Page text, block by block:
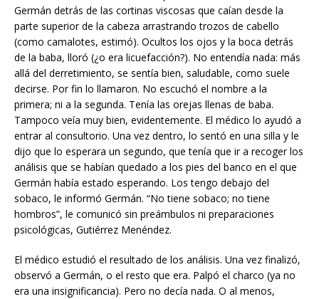
Germán detrás de las cortinas viscosas que caían desde la
parte superior de la cabeza arrastrando trozos de cabello
(como camalotes, estimó). Ocultos los ojos y la boca detrás
de la baba, lloró (¿o era licuefacción?). No entendía nada: más
allá del derretimiento, se sentía bien, saludable, como suele
decirse. Por fin lo llamaron. No escuchó el nombre a la
primera; ni a la segunda. Tenía las orejas llenas de baba.
Tampoco veía muy bien, evidentemente. El médico lo ayudó a
entrar al consultorio. Una vez dentro, lo sentó en una silla y le
dijo que lo esperara un segundo, que tenía que ir a recoger los
análisis que se habían quedado a los pies del banco en el que
Germán había estado esperando. Los tengo debajo del
sobaco, le informó Germán. “No tiene sobaco; no tiene
hombros”, le comunicó sin preámbulos ni preparaciones
psicológicas, Gutiérrez Menéndez.
El médico estudió el resultado de los análisis. Una vez finalizó,
observó a Germán, o el resto que era. Palpó el charco (ya no
era una insignificancia). Pero no decía nada. O al menos,